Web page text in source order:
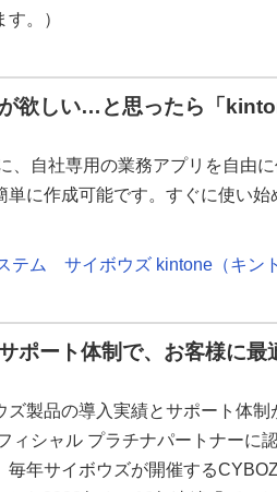
。）
欲しい…と思ったら「
、自社専用の業務アプリを自由
単に作成可能です。すぐに使い
テム サイボウズ kintone（キント
ポート体制で、お客様に最
ズ製品の導入実績とサポート体制
ィシャル プラチナパートナーに
毎年サイボウズが開催する